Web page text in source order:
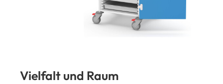
Vielfalt und Raum